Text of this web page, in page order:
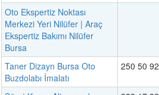
Oto Ekspertiz Noktası
Merkezi Yeri Nilüfer | Araç
Ekspertiz Bakımı Nilüfer
Bursa
Taner Dizayn Bursa Oto
Buzdolabı İmalatı
250 50 92